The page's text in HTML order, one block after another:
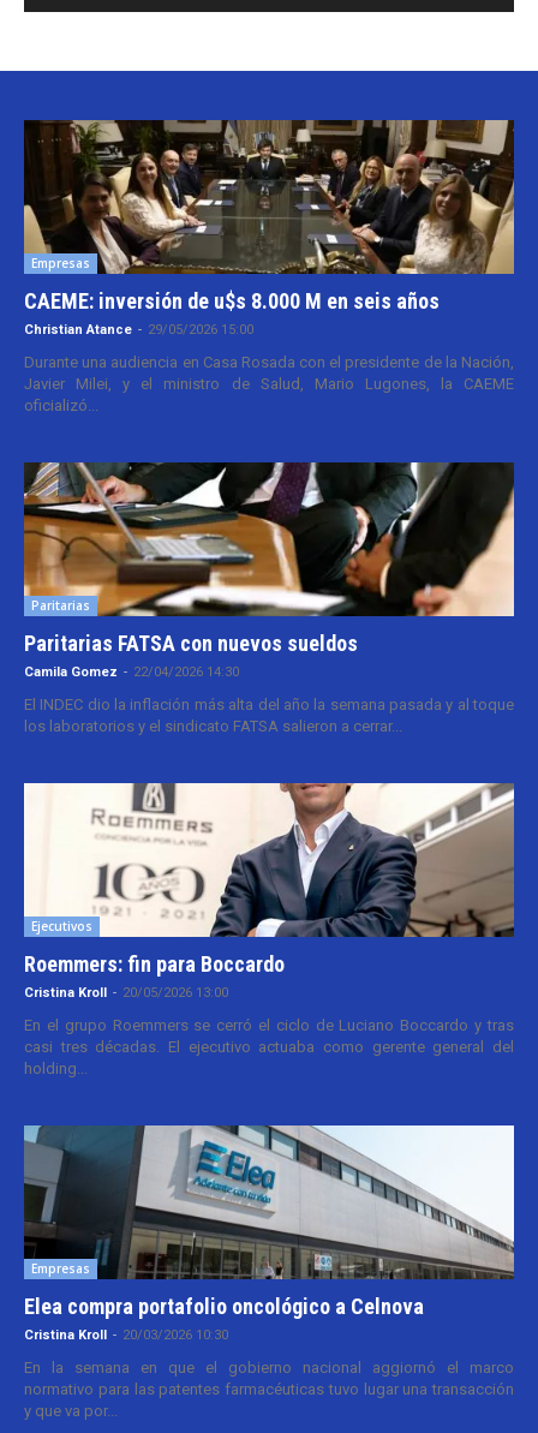
Empresas
CAEME: inversión de u$s 8.000 M en seis años
Christian Atance - 29/05/2026 15:00
Durante una audiencia en Casa Rosada con el presidente de la Nación,
Javier Milei, y el ministro de Salud, Mario Lugones, la CAEME
oficializó...
Paritarias
Paritarias FATSA con nuevos sueldos
Camila Gomez - 22/04/2026 14:30
El INDEC dio la inflación más alta del año la semana pasada y al toque
los laboratorios y el sindicato FATSA salieron a cerrar...
Ejecutivos
Roemmers: fin para Boccardo
Cristina Kroll - 20/05/2026 13:00
En el grupo Roemmers se cerró el ciclo de Luciano Boccardo y tras
casi tres décadas. El ejecutivo actuaba como gerente general del
holding...
Empresas
Elea compra portafolio oncológico a Celnova
Cristina Kroll - 20/03/2026 10:30
En la semana en que el gobierno nacional aggiornó el marco
normativo para las patentes farmacéuticas tuvo lugar una transacción
y que va por...